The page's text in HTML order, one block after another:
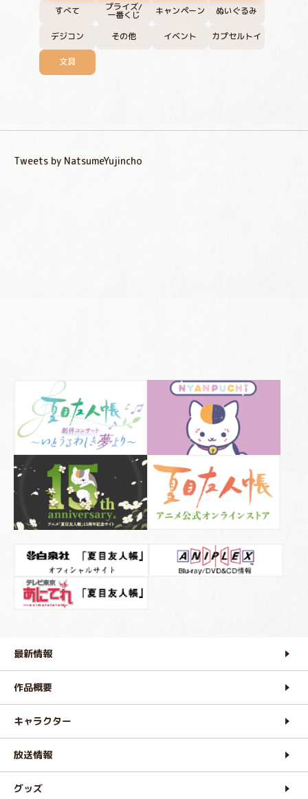
すべて プライズ/
一番くじ キャンペーン ぬいぐるみ
デジコン その他 イベント カプセルトイ
文具
Tweets by NatsumeYujincho
最新情報
作品概要
キャラクター
放送情報
グッズ